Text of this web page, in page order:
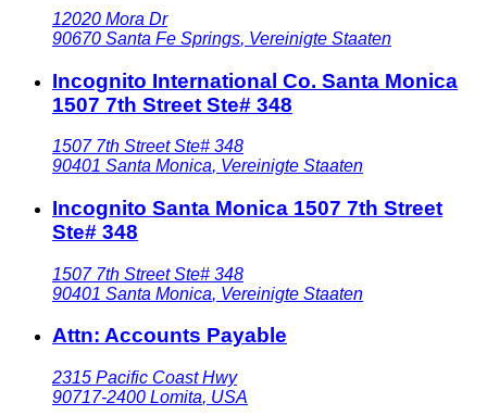
12020 Mora Dr
90670 Santa Fe Springs, Vereinigte Staaten
Incognito International Co. Santa Monica
1507 7th Street Ste# 348
1507 7th Street Ste# 348
90401 Santa Monica, Vereinigte Staaten
Incognito Santa Monica 1507 7th Street
Ste# 348
1507 7th Street Ste# 348
90401 Santa Monica, Vereinigte Staaten
Attn: Accounts Payable
2315 Pacific Coast Hwy
90717-2400 Lomita, USA